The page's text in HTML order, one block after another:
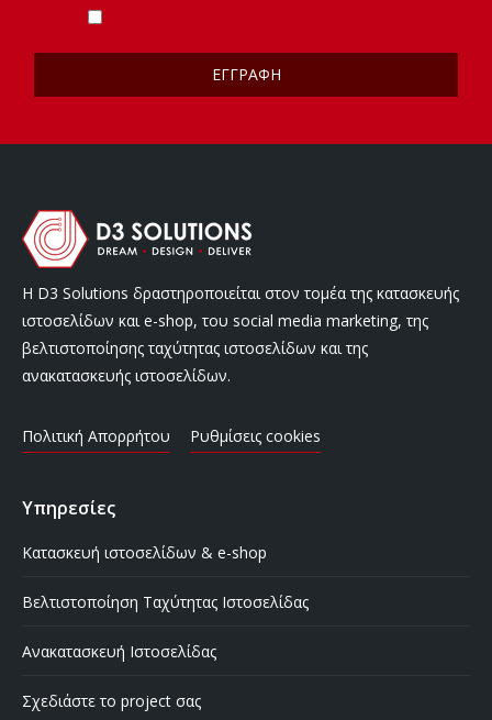
Η D3 Solutions δραστηροποιείται στον τομέα της κατασκευής
ιστοσελίδων και e-shop, του social media marketing, της
βελτιστοποίησης ταχύτητας ιστοσελίδων και της
ανακατασκευής ιστοσελίδων.
Πολιτική Απορρήτου Ρυθμίσεις cookies
Υπηρεσίες
Κατασκευή ιστοσελίδων & e-shop
Βελτιστοποίηση Ταχύτητας Ιστοσελίδας
Ανακατασκευή Ιστοσελίδας
Σχεδιάστε το project σας